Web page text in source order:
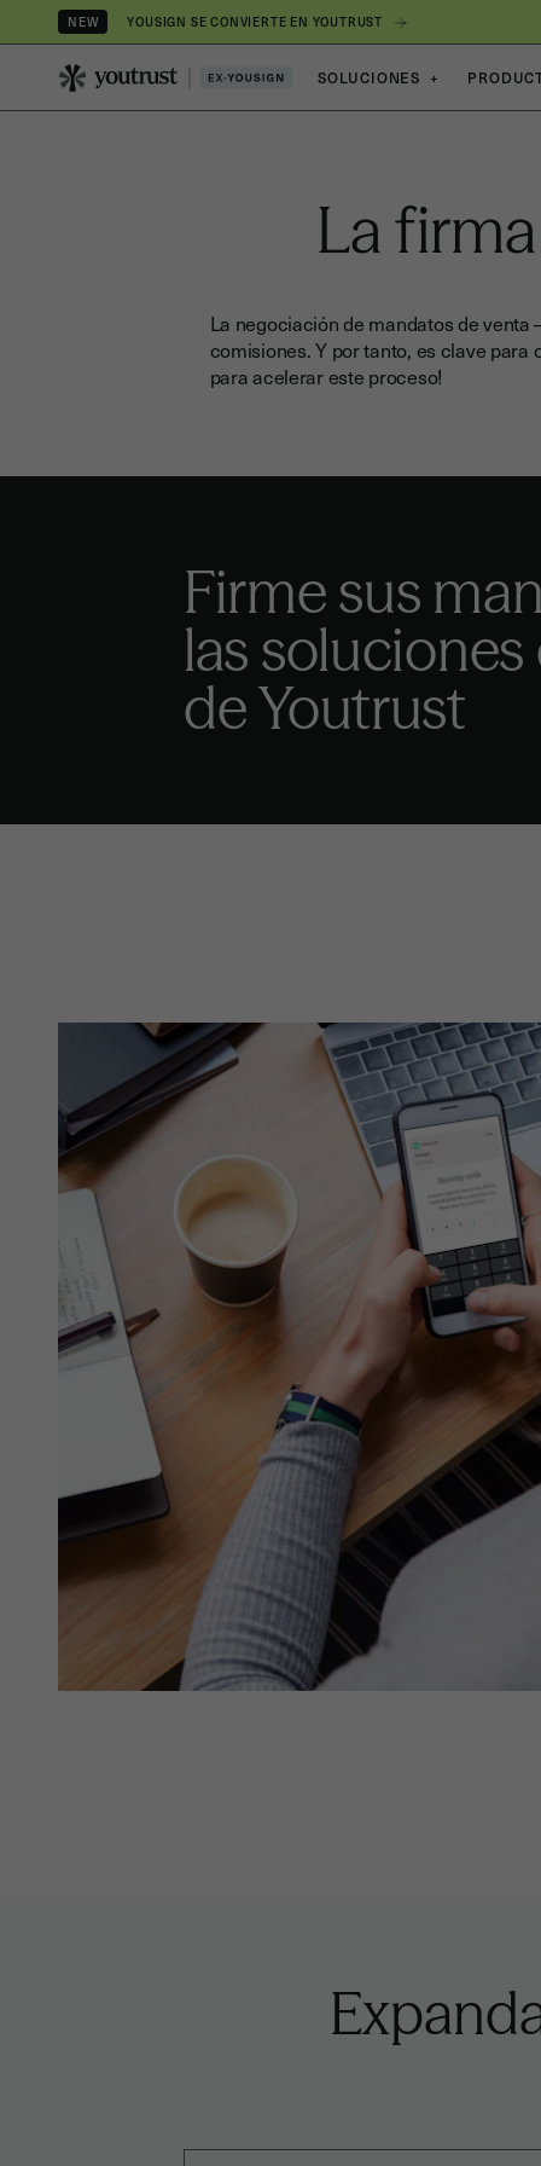
NEW YOUSIGN SE CONVIERTE EN YOUTRUST
SOLUCIONES +
La
La negociación de mandatos de
comisiones. Y por tanto, es clave para
para acelerar este proceso!
Firme sus
las
de Youtrust